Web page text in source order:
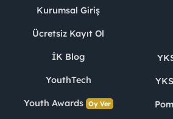
Kurumsal Giriş
Ücretsiz Kayıt Ol
İK Blog
YouthTech
Youth Awards Oy Ver